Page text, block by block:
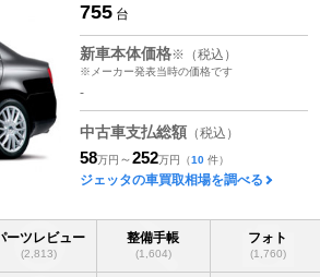
755 台
新車本体価格※（税込）
※メーカー発表当時の価格です
-
中古車支払総額 （税込）
58万円 ～252万円 （10 件）
ジェッタの車買取相場を調べる
ーツレビュー
(2,813)
整備手帳
(1,604)
フォト
(1,760)